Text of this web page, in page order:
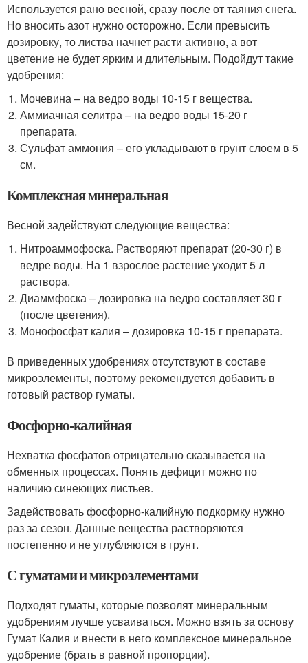
Используется рано весной, сразу после от таяния снега.
Но вносить азот нужно осторожно. Если превысить
дозировку, то листва начнет расти активно, а вот
цветение не будет ярким и длительным. Подойдут такие
удобрения:
Мочевина – на ведро воды 10-15 г вещества.
Аммиачная селитра – на ведро воды 15-20 г
препарата.
Сульфат аммония – его укладывают в грунт слоем в 5
см.
Комплексная минеральная
Весной задействуют следующие вещества:
Нитроаммофоска. Растворяют препарат (20-30 г) в
ведре воды. На 1 взрослое растение уходит 5 л
раствора.
Диаммфоска – дозировка на ведро составляет 30 г
(после цветения).
Монофосфат калия – дозировка 10-15 г препарата.
В приведенных удобрениях отсутствуют в составе
микроэлементы, поэтому рекомендуется добавить в
готовый раствор гуматы.
Фосфорно-калийная
Нехватка фосфатов отрицательно сказывается на
обменных процессах. Понять дефицит можно по
наличию синеющих листьев.
Задействовать фосфорно-калийную подкормку нужно
раз за сезон. Данные вещества растворяются
постепенно и не углубляются в грунт.
С гуматами и микроэлементами
Подходят гуматы, которые позволят минеральным
удобрениям лучше усваиваться. Можно взять за основу
Гумат Калия и внести в него комплексное минеральное
удобрение (брать в равной пропорции).